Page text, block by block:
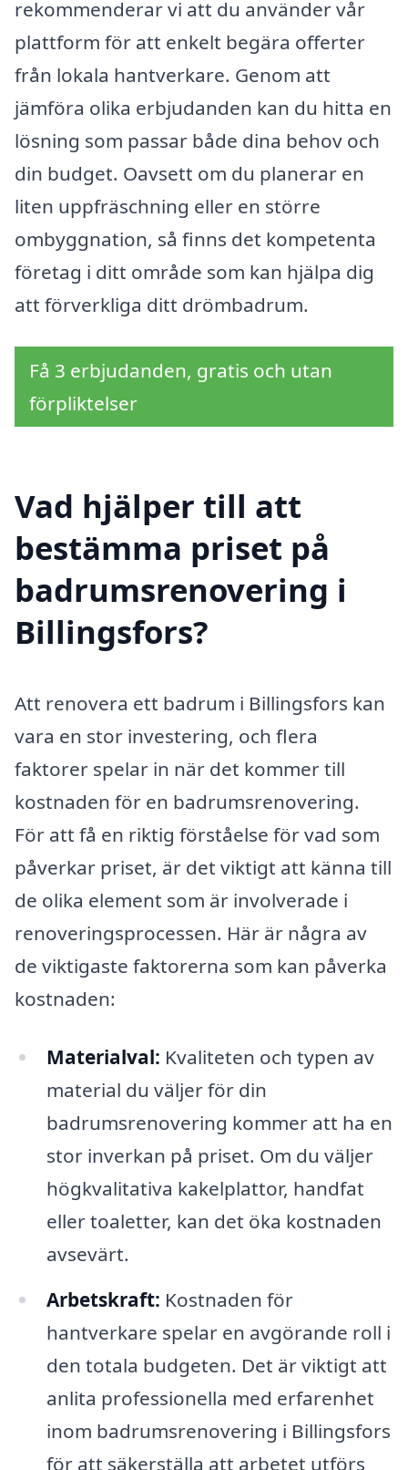
rekommenderar vi att du använder vår
plattform för att enkelt begära offerter
från lokala hantverkare. Genom att
jämföra olika erbjudanden kan du hitta en
lösning som passar både dina behov och
din budget. Oavsett om du planerar en
liten uppfräschning eller en större
ombyggnation, så finns det kompetenta
företag i ditt område som kan hjälpa dig
att förverkliga ditt drömbadrum.
Få 3 erbjudanden, gratis och utan
förpliktelser
Vad hjälper till att
bestämma priset på
badrumsrenovering i
Billingsfors?
Att renovera ett badrum i Billingsfors kan
vara en stor investering, och flera
faktorer spelar in när det kommer till
kostnaden för en badrumsrenovering.
För att få en riktig förståelse för vad som
påverkar priset, är det viktigt att känna till
de olika element som är involverade i
renoveringsprocessen. Här är några av
de viktigaste faktorerna som kan påverka
kostnaden:
Materialval: Kvaliteten och typen av
material du väljer för din
badrumsrenovering kommer att ha en
stor inverkan på priset. Om du väljer
högkvalitativa kakelplattor, handfat
eller toaletter, kan det öka kostnaden
avsevärt.
Arbetskraft: Kostnaden för
hantverkare spelar en avgörande roll i
den totala budgeten. Det är viktigt att
anlita professionella med erfarenhet
inom badrumsrenovering i Billingsfors
för att säkerställa att arbetet utförs